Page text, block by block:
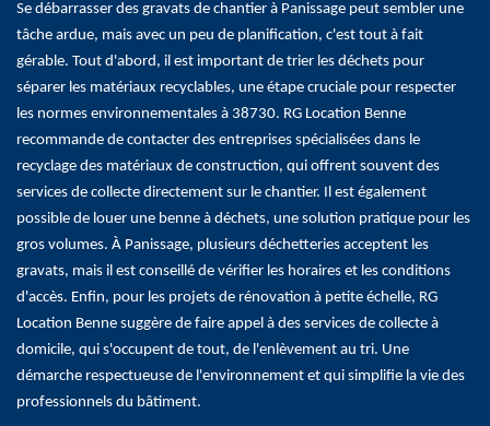
Se débarrasser des gravats de chantier à Panissage peut sembler une
tâche ardue, mais avec un peu de planification, c'est tout à fait
gérable. Tout d'abord, il est important de trier les déchets pour
séparer les matériaux recyclables, une étape cruciale pour respecter
les normes environnementales à 38730. RG Location Benne
recommande de contacter des entreprises spécialisées dans le
recyclage des matériaux de construction, qui offrent souvent des
services de collecte directement sur le chantier. Il est également
possible de louer une benne à déchets, une solution pratique pour les
gros volumes. À Panissage, plusieurs déchetteries acceptent les
gravats, mais il est conseillé de vérifier les horaires et les conditions
d'accès. Enfin, pour les projets de rénovation à petite échelle, RG
Location Benne suggère de faire appel à des services de collecte à
domicile, qui s'occupent de tout, de l'enlèvement au tri. Une
démarche respectueuse de l'environnement et qui simplifie la vie des
professionnels du bâtiment.